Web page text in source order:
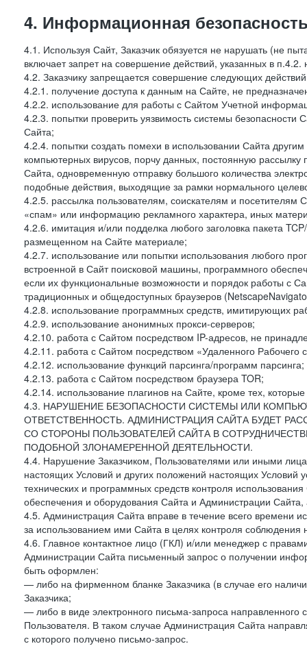
4. Информационная
4.1. Используя Сайт, Заказчик обязуется не нарушать (не
включает запрет на совершение действий, указанных в
4.2. Заказчику запрещается совершение следующих
4.2.1. получение доступа к данным на Сайте, не
4.2.2. использование для работы с Сайтом Учетной
4.2.3. попытки проверить уязвимость системы
Сайта;
4.2.4. попытки создать помехи в использовании Сайта
компьютерных вирусов, порчу данных, постоянную
Сайта, одновременную отправку большого количества
подобные действия, выходящие за рамки нормального
4.2.5. рассылка пользователям, соискателям и
«спам» или информацию рекламного характера, иных
4.2.6. имитация и/или подделка любого заголовка пакета
размещенном на Сайте материале;
4.2.7. использование или попытки использования любого
встроенной в Сайт поисковой машины, программного
если их функциональные возможности и порядок работы с
традиционных и общедоступных браузеров
4.2.8. использование программных средств, имитирующих
4.2.9. использование анонимных прокси-серверов;
4.2.10. работа с Сайтом посредством IP-адресов, не
4.2.11. работа с Сайтом посредством «Удаленного Рабочего
4.2.12. использование функций парсинга/программ парсинга;
4.2.13. работа с Сайтом посредством браузера TOR;
4.2.14. использование плагинов на Сайте, кроме тех,
4.3. НАРУШЕНИЕ БЕЗОПАСНОСТИ СИСТЕМЫ ИЛИ
ОТВЕТСТВЕННОСТЬ. АДМИНИСТРАЦИЯ САЙТА БУДЕТ
СО СТОРОНЫ ПОЛЬЗОВАТЕЛЕЙ САЙТА В
ПОДОБНОЙ ЗЛОНАМЕРЕННОЙ ДЕЯТЕЛЬНОСТИ.
4.4. Нарушение Заказчиком, Пользователями или иными
настоящих Условий и других положений настоящих Условий
технических и программных средств контроля
обеспечения и оборудования Сайта и Администрации
4.5. Администрация Сайта вправе в течение всего времени
за использованием ими Сайта в целях контроля
4.6. Главное контактное лицо (ГКЛ) и/или менеджер с
Администрации Сайта письменный запрос о получении
быть оформлен:
— либо на фирменном бланке Заказчика (в случае его
Заказчика;
— либо в виде электронного письма-запроса направленного
Пользователя. В таком случае Администрация Сайта
с которого получено письмо-запрос.